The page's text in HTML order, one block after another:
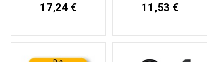
17,24 € 11,53 €